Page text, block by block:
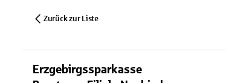
Zurück zur Liste
Erzgebirgssparkasse